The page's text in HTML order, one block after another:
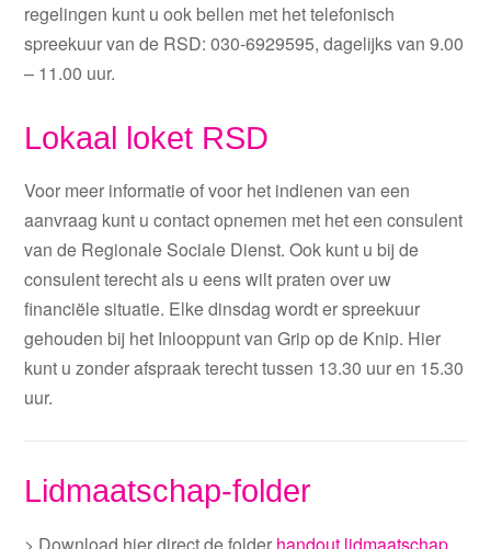
regelingen kunt u ook bellen met het telefonisch
spreekuur van de RSD: 030-6929595, dagelijks van 9.00
– 11.00 uur.
Lokaal loket RSD
Voor meer informatie of voor het indienen van een
aanvraag kunt u contact opnemen met het een consulent
van de Regionale Sociale Dienst. Ook kunt u bij de
consulent terecht als u eens wilt praten over uw
financiële situatie. Elke dinsdag wordt er spreekuur
gehouden bij het Inlooppunt van Grip op de Knip. Hier
kunt u zonder afspraak terecht tussen 13.30 uur en 15.30
uur.
Lidmaatschap-folder
> Download hier direct de folder handout lidmaatschap